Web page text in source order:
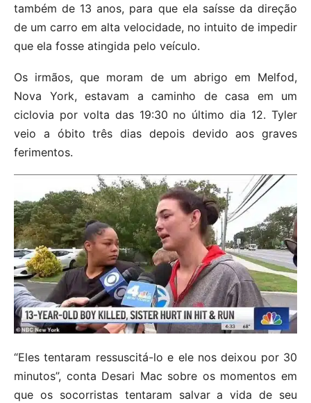
também de 13 anos, para que ela saísse da direção
de um carro em alta velocidade, no intuito de impedir
que ela fosse atingida pelo veículo.
Os irmãos, que moram de um abrigo em Melfod,
Nova York, estavam a caminho de casa em um
ciclovia por volta das 19:30 no último dia 12. Tyler
veio a óbito três dias depois devido aos graves
ferimentos.
“Eles tentaram ressuscitá-lo e ele nos deixou por 30
minutos”, conta Desari Mac sobre os momentos em
que os socorristas tentaram salvar a vida de seu